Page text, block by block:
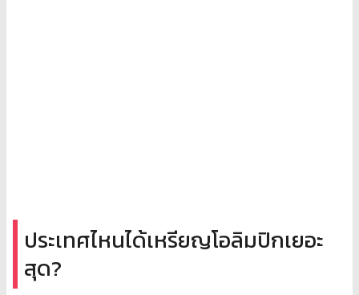
ประเทศไหนได้เหรียญโอลิมปิกเยอะ
สุด?